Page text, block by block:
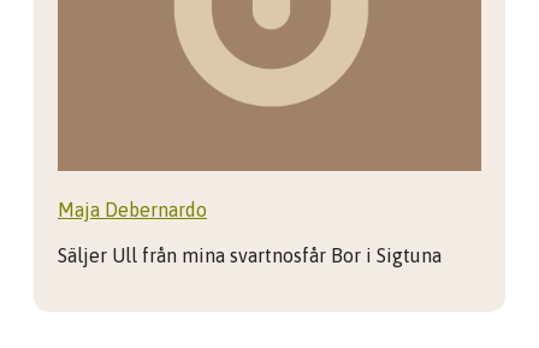
Maja Debernardo
Säljer Ull från mina svartnosfår Bor i Sigtuna